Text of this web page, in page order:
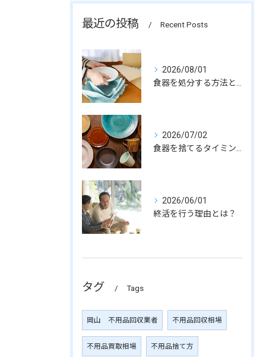
最近の投稿 Recent Posts
2026/08/01
2026/07/02
2026/06/01
終活を行う理由とは？
タグ Tags
岡山 不用品回収業者 不用品回収相場
不用品買取相場 不用品捨て方